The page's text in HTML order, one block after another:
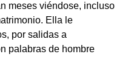
meses viéndose, incluso
Ella le
por salidas a
palabras de hombre